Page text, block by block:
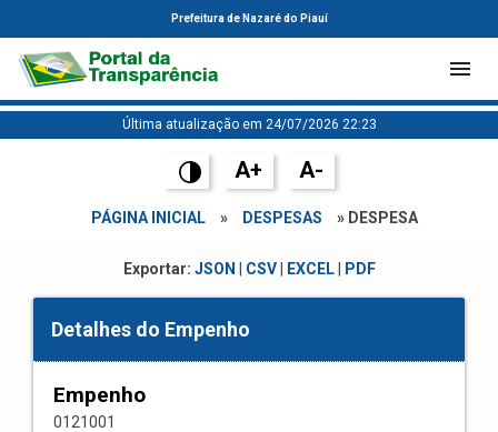
Prefeitura de Nazaré do Piauí
Última atualização em 24/07/2026 22:23
A+ A-
PÁGINA INICIAL » DESPESAS » DESPESA
Exportar: JSON CSV| EXCEL| PDF
Detalhes do Empenho
Empenho
0121001